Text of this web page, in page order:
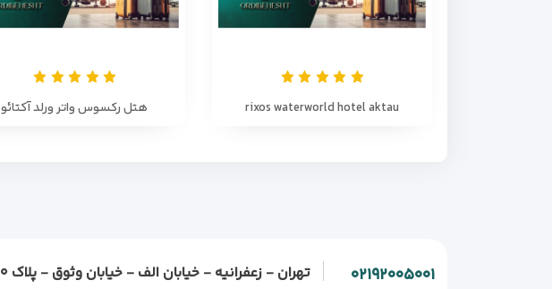
rixos waterworld hotel aktau هتل رکسوس واتر ورلد آکتائو
۰۲۱۹۲۰۰۵۰۰۱ تهران - زعفرانیه - خیابان الف - خیابان وثوق - پلاک ۲۰ - طبقه دوم - واحد ۲۰۱